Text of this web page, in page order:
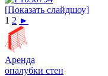
[Показать слайдшоу]
1 2 ►
Аренда
опалубки стен